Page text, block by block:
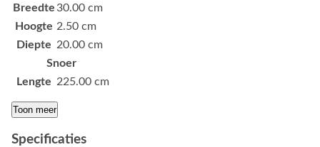
Breedte 30.00 cm
Hoogte 2.50 cm
Diepte 20.00 cm
Snoer
Lengte 225.00 cm
Toon meer
Specificaties